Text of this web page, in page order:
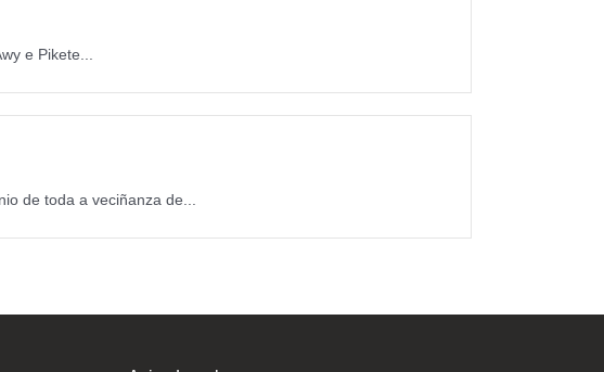
e Pikete...
de toda a veciñanza de...